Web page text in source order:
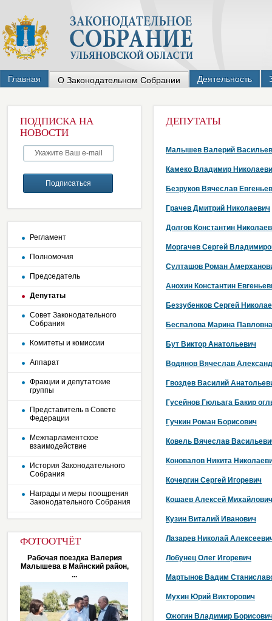
Главная О Законодательном Собрании Деятельность
ПОДПИСКА НА
НОВОСТИ
Регламент
Полномочия
Председатель
Депутаты
Совет Законодательного
Собрания
Комитеты и комиссии
Аппарат
Фракции и депутатские
группы
Представитель в Совете
Федерации
Межпарламентское
взаимодействие
История Законодательного
Собрания
Награды и меры поощрения
Законодательного Собрания
ФОТООТЧЁТ
Рабочая поездка Валерия
Малышева в Майнский район,
...
ДЕПУТАТЫ
Малышев Валерий
Камеко Владимир
Безруков Вячеслав
Грачев Дмитрий Николаевич
Долгов Константин
Моргачев Сергей
Султашов Роман
Анохин Константин
Беззубенков Сергей
Беспалова Марина Павловна
Бут Виктор Анатольевич
Водянов Вячеслав
Гвоздев Василий
Гусейнов Гюльага Бакир
Гучкин Роман Борисович
Ковель Вячеслав
Коновалов Никита
Кочергин Сергей Игоревич
Кошаев Алексей Михайлович
Кузин Виталий Иванович
Лазарев Николай
Лобунец Олег Игоревич
Мартынов Вадим
Мухин Юрий Викторович
Ожогин Владимир